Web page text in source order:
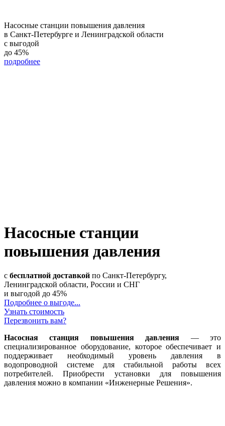
Насосные станции повышения давления
в Санкт-Петербурге и Ленинградской области
с выгодой
до 45%
подробнее
Насосные станции
повышения давления
с бесплатной доставкой по Санкт-Петербургу,
Ленинградской области, России и СНГ
и выгодой до 45%
Подробнее о выгоде...
Узнать стоимость
Перезвонить вам?
Насосная станция повышения давления — это
специализированное оборудование, которое обеспечивает и
поддерживает необходимый уровень давления в
водопроводной системе для стабильной работы всех
потребителей. Приобрести установки для повышения
давления можно в компании «Инженерные Решения».